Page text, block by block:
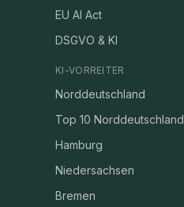
EU AI Act
DSGVO & KI
KI-VORREITER
Norddeutschland
Top 10 Norddeutschland
Hamburg
Niedersachsen
Bremen